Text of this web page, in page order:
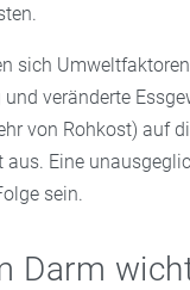
sich
veränderte
von Rohkost) auf
aus. Eine
sein.
Darm